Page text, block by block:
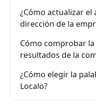
¿Cómo actualizar el
dirección de la
Cómo comprobar
resultados de la
¿Cómo elegir la
Localo?